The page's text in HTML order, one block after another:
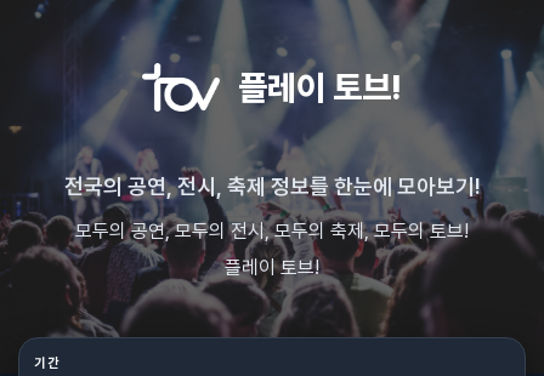
플레이 토브!
전국의 공연, 전시, 축제 정보를 한눈에 모아보기!
모두의 공연, 모두의 전시, 모두의 축제, 모두의 토브!
플레이 토브!
기간